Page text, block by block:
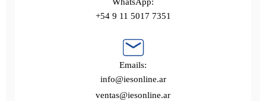
WhatsApp:
+54 9 11 5017 7351
Emails:
info@iesonline.ar
ventas@iesonline.ar